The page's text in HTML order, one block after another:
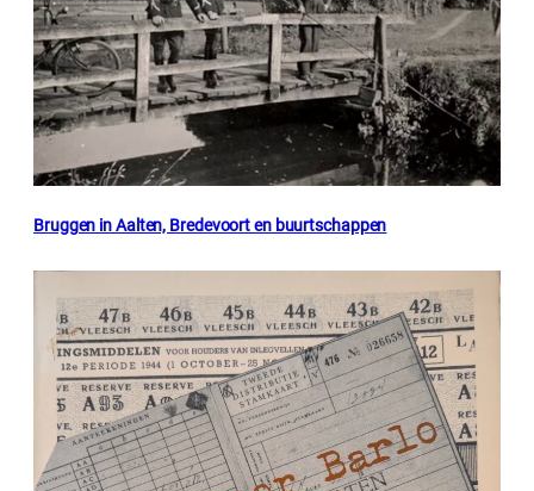
Bruggen in Aalten, Bredevoort en buurtschappen